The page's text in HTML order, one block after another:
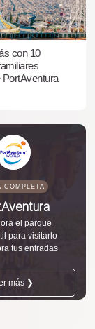
con 10
PortAventura
COMPLETA
el parque
para visitarlo
tus entradas
más ❯